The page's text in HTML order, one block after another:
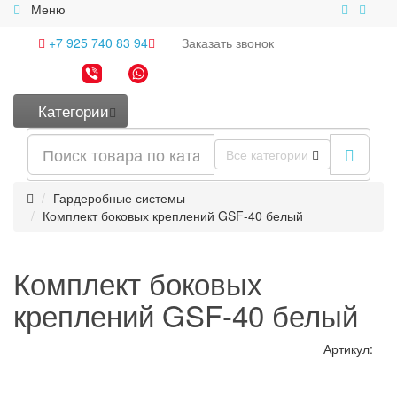
Меню
+7 925 740 83 94
Заказать звонок
Категории
Все категории
Гардеробные системы
Комплект боковых креплений GSF-40 белый
Комплект боковых
креплений GSF-40 белый
Артикул: